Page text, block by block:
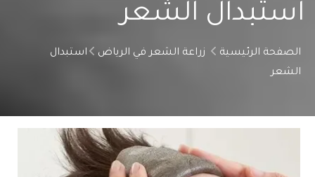
استبدال الشعر
الصفحة الرئيسية زراعة الشعر في الرياض
استبدال
الشعر